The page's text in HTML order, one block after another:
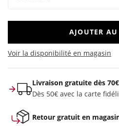
AJOUTER
Voir la disponibilité en magasin
Livraison gratuite dès
Dès 50€ avec la carte
Retour gratuit en